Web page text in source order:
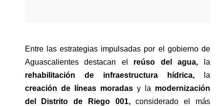
Entre las estrategias impulsadas por el gobierno de
Aguascalientes destacan el reúso del agua,
rehabilitación de infraestructura hídrica, la
creación de líneas moradas y la modernización
del Distrito de Riego 001, considerado el más